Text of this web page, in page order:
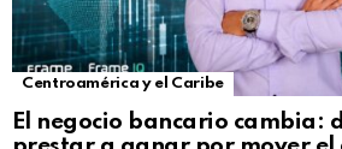
Centroamérica y el Caribe
El negocio bancario cambia: